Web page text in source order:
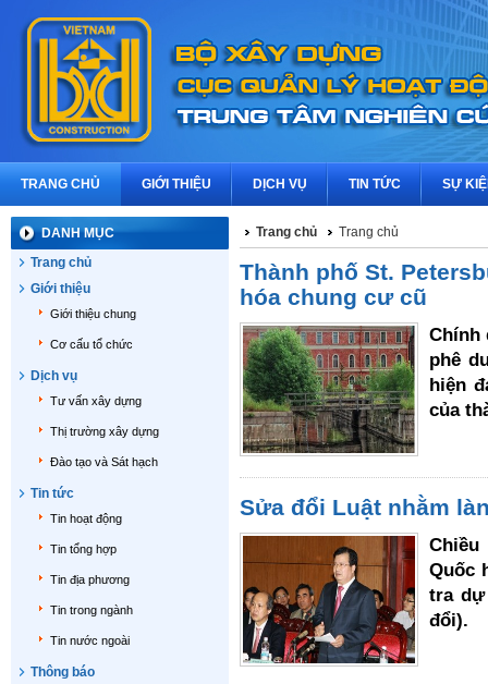
TRANG CHỦ GIỚI THIỆU DỊCH VỤ TIN TỨC SỰ
DANH MỤC
Trang chủ
Giới thiệu
Giới thiệu chung
Cơ cấu tổ chức
Dịch vụ
Tư vấn xây dựng
Thị trường xây dựng
Đào tạo và Sát hạch
Tin tức
Tin hoạt động
Tin tổng hợp
Tin địa phương
Tin trong ngành
Tin nước ngoài
Thông báo
Trang chủ Trang chủ
Thành phố St.
hóa chung cư cũ
Chính
phê
hiện
của
Sửa đổi Luật nhằm
Quốc
tra dự
đổi).